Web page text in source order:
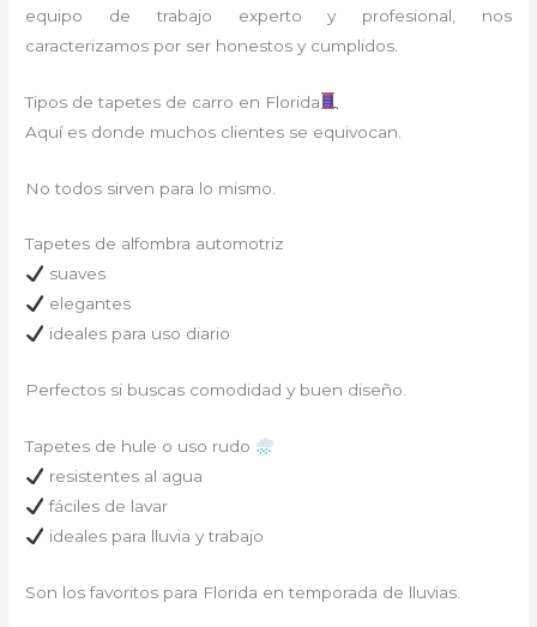
equipo de trabajo experto y profesional, nos
caracterizamos por ser honestos y cumplidos.
Tipos de tapetes de carro en Florida
Aquí es donde muchos clientes se equivocan.
No todos sirven para lo mismo.
Tapetes de alfombra automotriz
suaves
elegantes
ideales para uso diario
Perfectos si buscas comodidad y buen diseño.
Tapetes de hule o uso rudo
resistentes al agua
fáciles de lavar
ideales para lluvia y trabajo
Son los favoritos para Florida en temporada de lluvias.